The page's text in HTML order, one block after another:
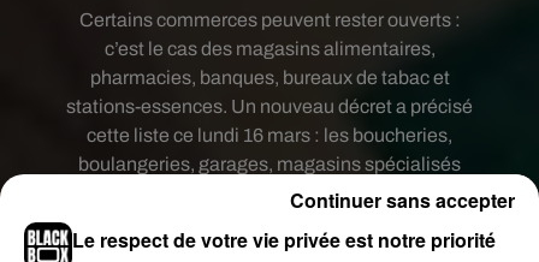
Certains commerces peuvent rester ouverts :
c’est le cas des magasins alimentaires,
pharmacies, banques, bureaux de tabac et
stations-essences. Un nouveau décret a précisé
cette liste ce lundi 16 mars : les boucheries,
boulangeries, garages, magasins spécialisés
dans l’informatique ou le bricolage,
funèbres peuvent continuer leur activité.
Le respect de votre vie privée est notre priorité
Continuer sans accepter